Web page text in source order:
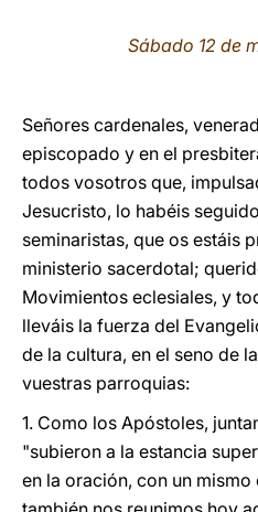
Sábado 12 de
Señores cardenales,
episcopado y en el
todos vosotros que,
Jesucristo, lo habéis
seminaristas, que os estáis
ministerio sacerdotal;
Movimientos eclesiales, y
lleváis la fuerza del
de la cultura, en el seno de
vuestras parroquias:
1. Como los Apóstoles,
"subieron a la estancia
en la oración, con un mismo